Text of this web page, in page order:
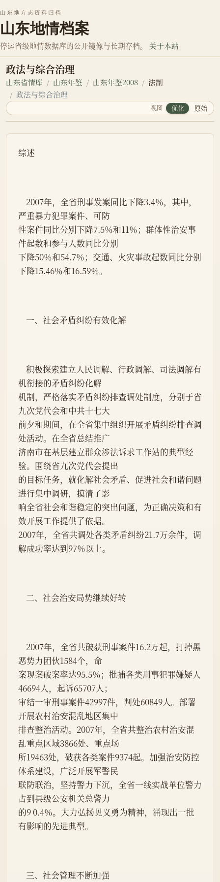
山东地方志资料归档
山东地情档案
停运省级地情数据库的公开镜像与长期存档。 关于本站
政法与综合治理
山东省情库 山东年鉴 山东年鉴2008
法制
政法与综合治理
视图 优化 原始
综述
严重暴力犯罪案件、可防
性案件同比分别下降7.5％和11％；群体性治安事
件起数和参与人数同比分别
下降50％和54.7％；交通、火灾事故起数同比分别
下降15.46％和16.59％。
    一、社会矛盾纠纷有效化解
机衔接的矛盾纠纷化解
机制，严格落实矛盾纠纷排查调处制度，分别于省
九次党代会和中共十七大
前夕和期间，在全省集中组织开展矛盾纠纷排查调
处活动。在全省总结推广
济南市在基层建立群众涉法诉求工作站的典型经
验。围绕省九次党代会提出
的目标任务，就化解社会矛盾、促进社会和谐问题
进行集中调研，摸清了影
响全省社会和谐稳定的突出问题，为正确决策和有
效开展工作提供了依据。
2007年，全省共调处各类矛盾纠纷21.7万余件，调
解成功率达到97％以上。
    二、社会治安局势继续好转
恶势力团伙1584个，命
案现案破案率达95.5％；批捕各类刑事犯罪嫌疑人
46694人，起诉65707人；
审结一审刑事案件42997件，判处60849人。部署
开展农村治安混乱地区集中
排查整治活动。2007年，全省共整治农村治安混
乱重点区域3866处、重点场
所19463处，破获各类案件9374起。加强治安防控
体系建设，广泛开展军警民
联防联治，坚持警力下沉，全省一线实战单位警力
占到县级公安机关总警力
的9 0.4％。大力弘扬见义勇为精神，涌现出一批
有影响的先进典型。
    三、社会管理不断加强